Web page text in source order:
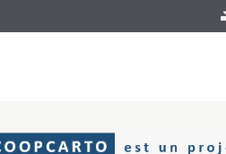
10/2021
10/2021
11/2021